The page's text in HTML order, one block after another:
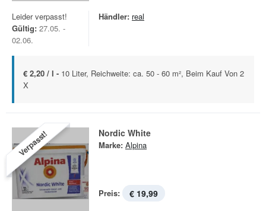
Leider verpasst!
Gültig: 27.05. -
02.06.
Händler: real
€ 2,20 / l - 10 Liter, Reichweite: ca. 50 - 60 m², Beim Kauf Von 2
X
Verpasst! Nordic White
Marke: Alpina
Preis: € 19,99